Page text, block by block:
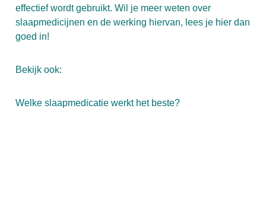
effectief wordt gebruikt. Wil je meer weten over
slaapmedicijnen en de werking hiervan, lees je hier dan
goed in!
Bekijk ook:
Welke slaapmedicatie werkt het beste?